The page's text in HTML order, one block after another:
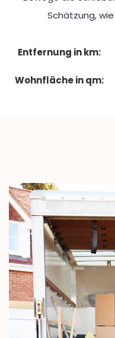
Schätzung,
Entfernung in km:
Wohnfläche in qm: